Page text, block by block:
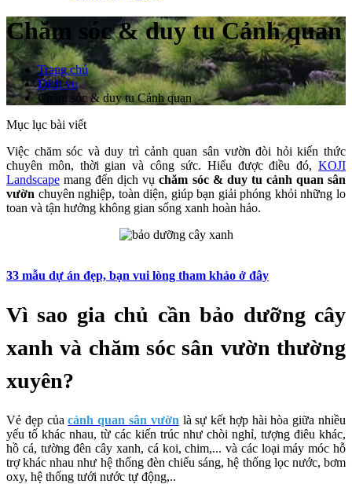
Chăm sóc & duy tu Cảnh quan
Trang chủ
Dịch vụ
Chăm sóc & duy tu Cảnh quan
Mục lục bài viết
Việc chăm sóc và duy trì cảnh quan sân vườn đòi hỏi kiến thức
chuyên môn, thời gian và công sức. Hiểu được điều đó, KOJI
Landscape mang đến dịch vụ chăm sóc & duy tu cảnh quan sân
vườn chuyên nghiệp, toàn diện, giúp bạn giải phóng khỏi những lo
toan và tận hưởng không gian sống xanh hoàn hảo.
33 mẫu dự án đẹp, bạn vui lòng tham khảo ở đây
Vì sao gia chủ cần bảo dưỡng cây
xanh và chăm sóc sân vườn thường
xuyên?
Vẻ đẹp củacảnh quan sân vườn là sự kết hợp hài hòa giữa nhiều
yếu tố khác nhau, từ các kiến trúc như chòi nghỉ, tượng điêu khác,
hồ cá, tường đên cây xanh, cá koi, chim,... và các loại máy móc hỗ
trợ khác nhau như hệ thống đèn chiếu sáng, hệ thống lọc nước, bơm
oxy, hệ thống tưới nước tự động,..